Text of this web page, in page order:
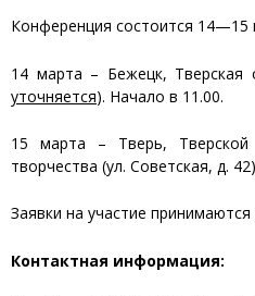
Конференция состоится 14—15
14 марта – Бежецк, Тверская
уточняется). Начало в 11.00.
15 марта – Тверь,
творчества (ул. Советская, д.
Заявки на участие принимаются
Контактная информация: